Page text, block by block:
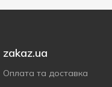
zakaz.ua
Оплата та доставка